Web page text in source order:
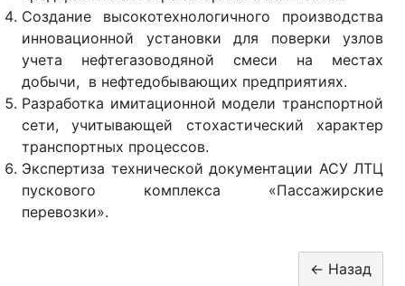
Создание высокотехнологичного производства
инновационной установки для поверки узлов
учета нефтегазоводяной смеси на местах
добычи, в нефтедобывающих предприятиях.
Разработка имитационной модели транспортной
сети, учитывающей стохастический характер
транспортных процессов.
Экспертиза технической документации АСУ ЛТЦ
пускового комплекса «Пассажирские
перевозки».